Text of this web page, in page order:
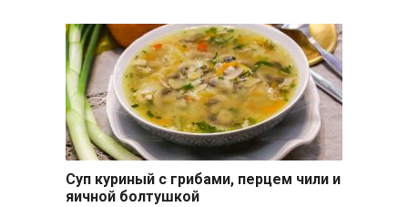
Суп куриный с грибами, перцем чили и
яичной болтушкой